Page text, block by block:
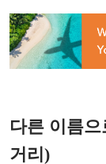
다른 이름
거리)